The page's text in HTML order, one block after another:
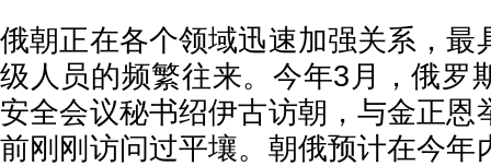
俄朝正在各个领域迅速加强关系，最
级人员的频繁往来。今年3月，俄罗
安全会议秘书绍伊古访朝，与金正恩
前刚刚访问过平壤。朝俄预计在今年